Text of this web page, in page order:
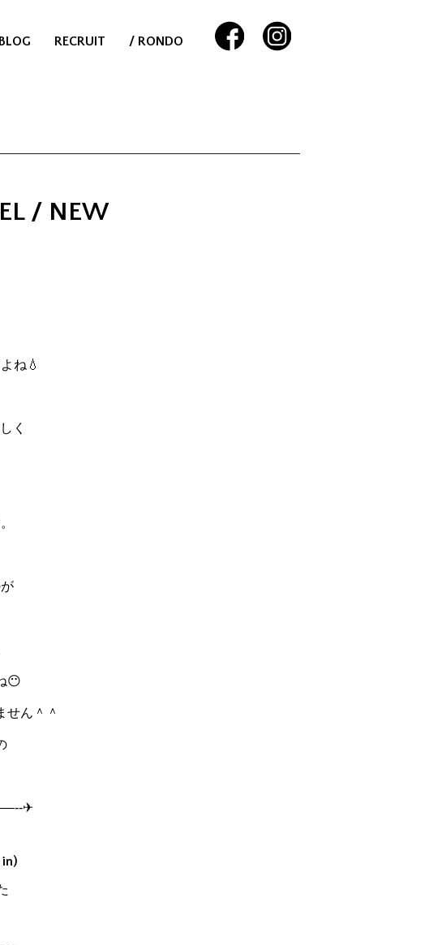
BLOG RECRUIT / RONDO
/ NEW
ね💧
く
😶
せん＾＾
in)